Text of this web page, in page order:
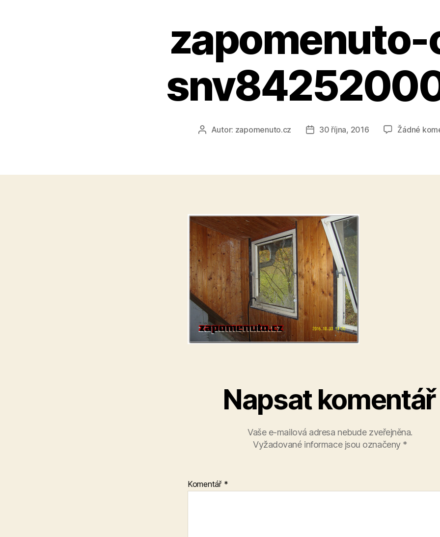
AutorAutor: zapomenuto.cz
Datum
30 října, 2016 Žádné
Napsat komentář
Vaše e-mailová adresa nebude zveřejněna.
Vyžadované informace jsou označeny *
Komentář *